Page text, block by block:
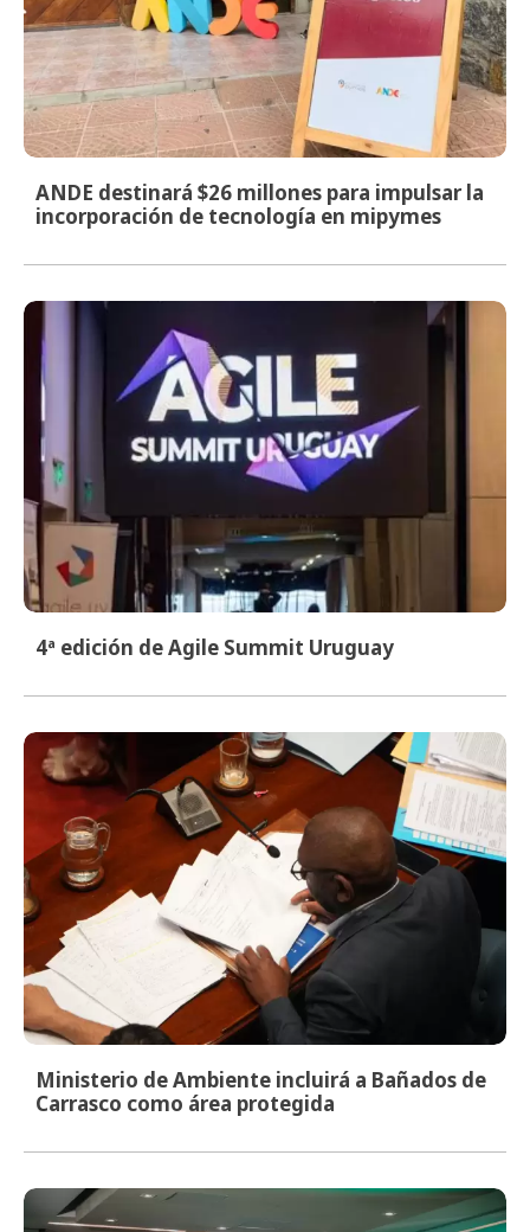
ANDE destinará $26 millones para impulsar la
incorporación de tecnología en mipymes
4ª edición de Agile Summit Uruguay
Ministerio de Ambiente incluirá a Bañados de
Carrasco como área protegida